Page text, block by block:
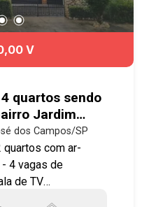
V
quartos sendo
Jardim
dos Campos/SP
com ar-
4 vagas de